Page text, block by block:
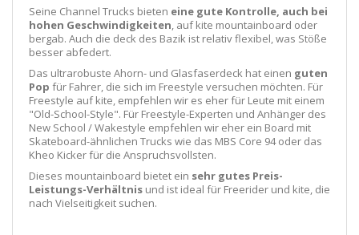
Seine Channel Trucks bieten eine gute Kontrolle, auch bei
hohen Geschwindigkeiten, auf kite mountainboard oder
bergab. Auch die deck des Bazik ist relativ flexibel, was Stöße
besser abfedert.
Das ultrarobuste Ahorn- und Glasfaserdeck hat einen guten
Pop für Fahrer, die sich im Freestyle versuchen möchten. Für
Freestyle auf kite, empfehlen wir es eher für Leute mit einem
"Old-School-Style". Für Freestyle-Experten und Anhänger des
New School / Wakestyle empfehlen wir eher ein Board mit
Skateboard-ähnlichen Trucks wie das MBS Core 94 oder das
Kheo Kicker für die Anspruchsvollsten.
Dieses mountainboard bietet ein sehr gutes Preis-
Leistungs-Verhältnis und ist ideal für Freerider und kite, die
nach Vielseitigkeit suchen.